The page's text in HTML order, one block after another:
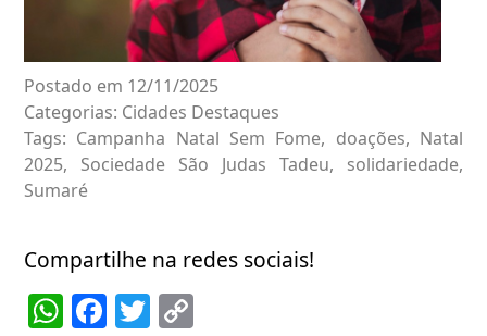
Postado em 12/11/2025
Categorias: Cidades Destaques
Tags: Campanha Natal Sem Fome, doações, Natal
2025, Sociedade São Judas Tadeu, solidariedade,
Sumaré
Compartilhe na redes sociais!
WhatsApp
Facebook
Twitter